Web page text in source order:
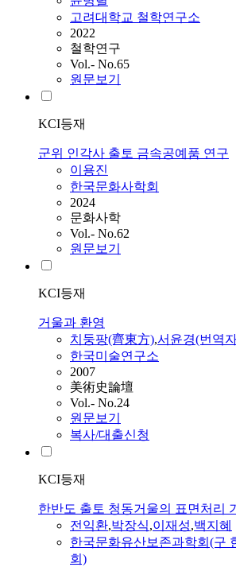
고려대학교 철학연구소
2022
철학연구
Vol.- No.65
원문보기
KCI등재
군위 인각사 출토 금속공예품 연구
이용진
한국문화사학회
2024
문화사학
Vol.- No.62
원문보기
KCI등재
거울과 환영
치둥팡(齊東方),서윤경(번역
한국미술연구소
2007
美術史論壇
Vol.- No.24
원문보기
복사/대출신청
KCI등재
한반도 출토 청동거울의 표면처리
전익환,박장식,이재성,백지혜
한국문화유산보존과학회(구
회)